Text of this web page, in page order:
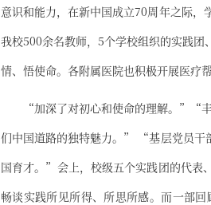
意识和能力，在新中国成立70周年之际
我校500余名教师，5个学校组织的实践
情、悟使命。各附属医院也积极开展医疗
“加深了对初心和使命的理解。”“
们中国道路的独特魅力。” “基层党员干
国育才。”会上，校级五个实践团的代表
畅谈实践所见所得、所思所感。而一部